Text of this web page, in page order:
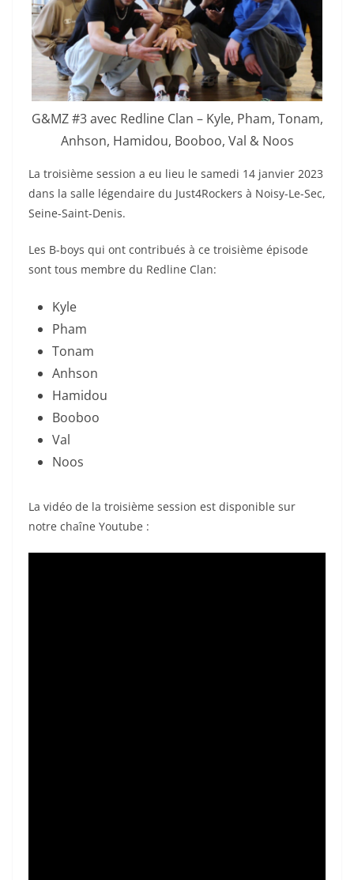
G&MZ #3 avec Redline Clan – Kyle, Pham, Tonam,
Anhson, Hamidou, Booboo, Val & Noos
La troisième session a eu lieu le samedi 14 janvier 2023
dans la salle légendaire du Just4Rockers à Noisy-Le-Sec,
Seine-Saint-Denis.
Les B-boys qui ont contribués à ce troisième épisode
sont tous membre du Redline Clan:
Kyle
Pham
Tonam
Anhson
Hamidou
Booboo
Val
Noos
La vidéo de la troisième session est disponible sur
notre chaîne Youtube :